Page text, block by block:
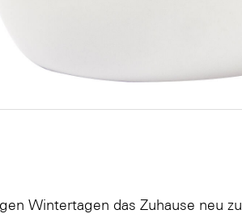
Wintertagen das Zuhause neu zu